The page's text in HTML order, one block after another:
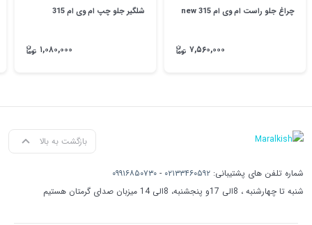
چراغ جلو راست ام وی ام 315 new
۷,۵۶۰,۰۰۰
شلگیر جلو چپ ام وی ام 315
۱,۰۸۰,۰۰۰
بازگشت به بالا
شماره تلفن های پشتیبانی: ۰۲۱۳۳۴۶۰۵۹۲ - ۰۹۹۱۶۸۵۰۷۳۰
شنبه تا چهارشنبه ، 8الی 17و پنجشنبه، 8الی 14 میزبان صدای گرمتان هستیم